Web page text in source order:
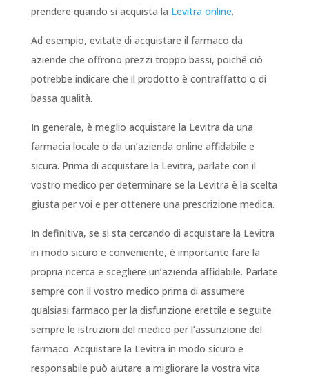
prendere quando si acquista la Levitra online.
Ad esempio, evitate di acquistare il farmaco da
aziende che offrono prezzi troppo bassi, poichê ciò
potrebbe indicare che il prodotto è contraffatto o di
bassa qualità.
In generale, è meglio acquistare la Levitra da una
farmacia locale o da un’azienda online affidabile e
sicura. Prima di acquistare la Levitra, parlate con il
vostro medico per determinare se la Levitra è la scelta
giusta per voi e per ottenere una prescrizione medica.
In definitiva, se si sta cercando di acquistare la Levitra
in modo sicuro e conveniente, è importante fare la
propria ricerca e scegliere un’azienda affidabile. Parlate
sempre con il vostro medico prima di assumere
qualsiasi farmaco per la disfunzione erettile e seguite
sempre le istruzioni del medico per l’assunzione del
farmaco. Acquistare la Levitra in modo sicuro e
responsabile può aiutare a migliorare la vostra vita